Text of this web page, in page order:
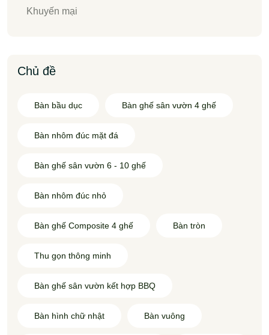
Khuyến mại
Chủ đề
Bàn bầu dục Bàn ghế sân vườn 4 ghế
Bàn nhôm đúc mặt đá
Bàn ghế sân vườn 6 - 10 ghế
Bàn nhôm đúc nhỏ
Bàn ghế Composite 4 ghế Bàn tròn
Thu gọn thông minh
Bàn ghế sân vườn kết hợp BBQ
Bàn hình chữ nhật Bàn vuông